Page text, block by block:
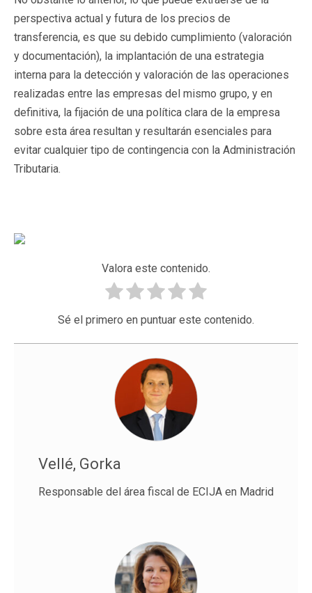
perspectiva actual y futura de los precios de
transferencia, es que su debido cumplimiento (valoración
y documentación), la implantación de una estrategia
interna para la detección y valoración de las operaciones
realizadas entre las empresas del mismo grupo, y en
definitiva, la fijación de una política clara de la empresa
sobre esta área resultan y resultarán esenciales para
evitar cualquier tipo de contingencia con la Administración
Tributaria.
Valora este contenido.
Sé el primero en puntuar este contenido.
Vellé, Gorka
Responsable del área fiscal de ECIJA en Madrid